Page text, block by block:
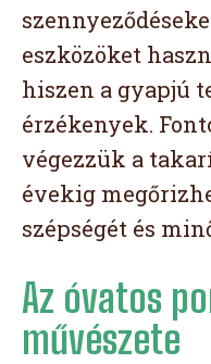
eszközöket
hiszen a gyapjú
érzékenyek.
végezzük a
évekig
szépségét és
Az óvatos
művészete